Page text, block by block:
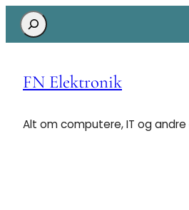
Search
FN Elektronik
Alt om computere, IT og